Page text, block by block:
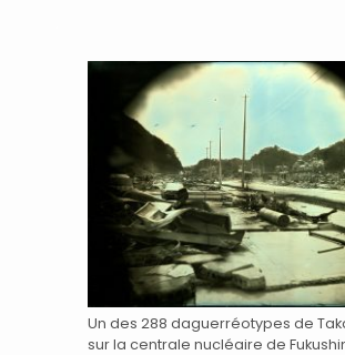
Un des 288 daguerréotypes de
sur la centrale nucléaire de